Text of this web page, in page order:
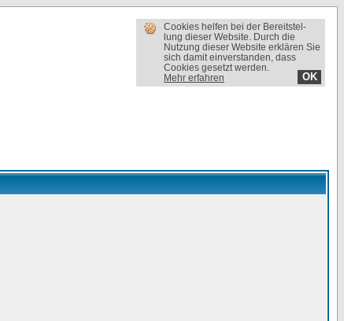
Cookies helfen bei der Bereit­stel­
lung dieser Website. Durch die
Nutzung dieser Website erklären Sie
sich damit einverstanden, dass
Cookies gesetzt werden.
Mehr erfahren
OK